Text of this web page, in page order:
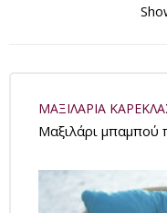
ΜΑΞΙΛΑΡΙΑ
Μαξιλάρι μπαμπού